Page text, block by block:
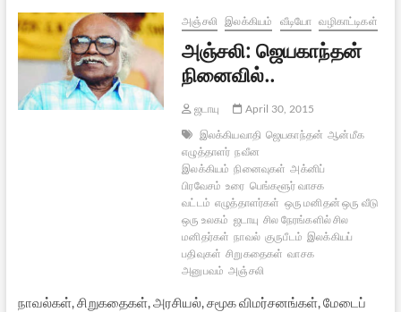
அஞ்சலி இலக்கியம் வீடியோ வழிகாட்டிகள்
அஞ்சலி: ஜெயகாந்தன்
நினைவில்..
ஜடாயு
April 30, 2015
இலக்கியவாதி ஜெயகாந்தன் ஆன்மீக
எழுத்தாளர் நவீன
இலக்கியம் நினைவுகள் அக்னிப்
பிரவேசம் உரை பெங்களூர் வாசக
வட்டம் எழுத்தாளர்கள் ஒரு மனிதன் ஒரு வீடு
ஒரு உலகம் ஜடாயு சில நேரங்களில் சில
மனிதர்கள் நாவல் குருபீடம் இலக்கியப்
பதிவுகள் சிறுகதைகள் வாசக
அனுபவம் அஞ்சலி
நாவல்கள், சிறுகதைகள், அரசியல், சமூக விமர்சனங்கள், மேடைப்